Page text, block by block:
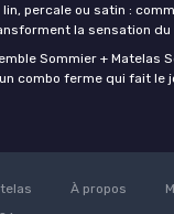
lin, percale ou satin :
la sensation du
Sommier + Matelas
combo ferme qui fait le
À propos